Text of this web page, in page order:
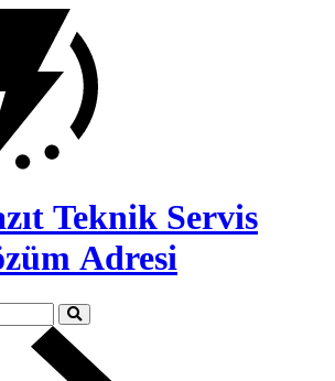
Teknik Servis
Adresi